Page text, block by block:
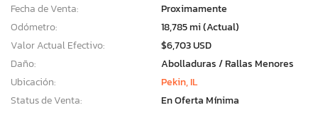
Fecha de Venta:
Proximamente
Odómetro:
18,785 mi (Actual)
Valor Actual Efectivo:
$6,703 USD
Daño:
Abolladuras / Rallas Menores
Ubicación:
Pekin, IL
Status de Venta:
En Oferta Mínima